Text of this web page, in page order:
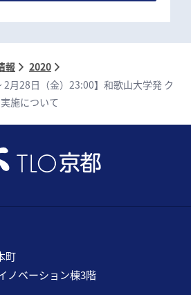
報
2020
2月28日（金）23:00】和歌山大学発 ク
施について
町
ノベーション棟3階